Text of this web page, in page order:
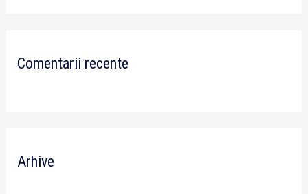
Comentarii recente
Arhive